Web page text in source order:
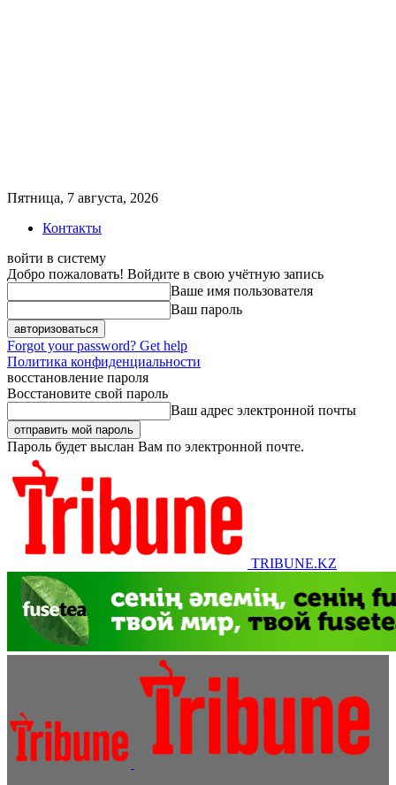
Пятница, 7 августа, 2026
Контакты
войти в систему
Добро пожаловать! Войдите в свою учётную запись
Ваше имя пользователя
Ваш пароль
Forgot your password? Get help
Политика конфиденциальности
восстановление пароля
Восстановите свой пароль
Ваш адрес электронной почты
Пароль будет выслан Вам по электронной почте.
TRIBUNE.KZ